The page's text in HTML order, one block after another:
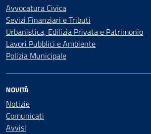
Avvocatura Civica
Sevizi Finanziari e Tributi
Urbanistica, Edilizia Privata e Patrimonio
Lavori Pubblici e Ambiente
Polizia Municipale
NOVITÀ
Notizie
Comunicati
Avvisi